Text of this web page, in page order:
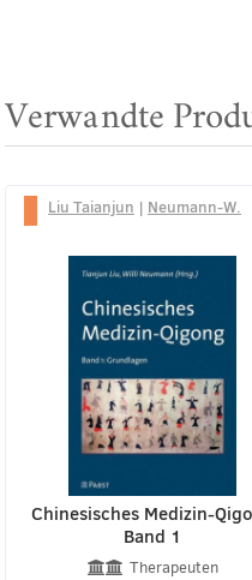
Verwandte
Liu Taianjun | Neumann-W.
Chinesisches Medizin-
Band 1
Therapeuten